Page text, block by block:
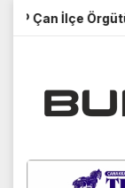
Skipİlçe Örgütü’nden